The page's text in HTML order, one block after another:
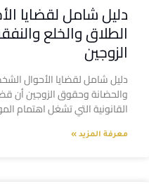
دليل شامل لقضايا
الطلاق والخلع
الزوجين
دليل شامل لقضايا الأحوال
والحضانة وحقوق الزوجين أن
القانونية التي تشغل اهتمام
معرفة المزيد »